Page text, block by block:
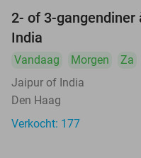
2- of 3-
India
Vandaag Morgen Za
Jaipur of India
Den Haag
Verkocht: 177